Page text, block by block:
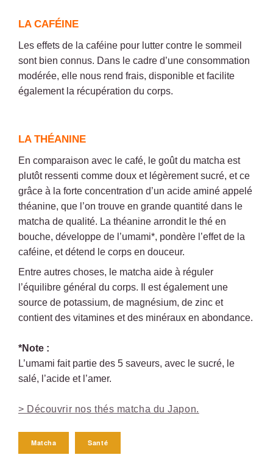
LA CAFÉINE
Les effets de la caféine pour lutter contre le sommeil
sont bien connus. Dans le cadre d’une consommation
modérée, elle nous rend frais, disponible et facilite
également la récupération du corps.
LA THÉANINE
En comparaison avec le café, le goût du matcha est
plutôt ressenti comme doux et légèrement sucré, et ce
grâce à la forte concentration d’un acide aminé appelé
théanine, que l’on trouve en grande quantité dans le
matcha de qualité. La théanine arrondit le thé en
bouche, développe de l’umami*, pondère l’effet de la
caféine, et détend le corps en douceur.
Entre autres choses, le matcha aide à réguler
l’équilibre général du corps. Il est également une
source de potassium, de magnésium, de zinc et
contient des vitamines et des minéraux en abondance.
*Note :
L’umami fait partie des 5 saveurs, avec le sucré, le
salé, l’acide et l’amer.
> Découvrir nos thés matcha du Japon.
Matcha Santé